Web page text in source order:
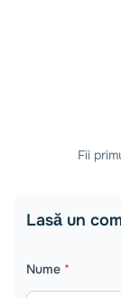
Fii
Lasă un
Nume *